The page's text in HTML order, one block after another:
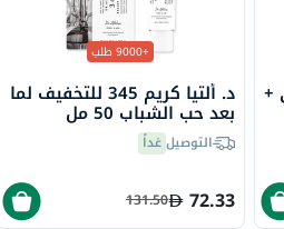
+
+9000 طلب
د. ألتيا كريم 345 للتخفيف لما
بعد حب الشباب 50 مل
التوصيلغداً
72.33
131.50